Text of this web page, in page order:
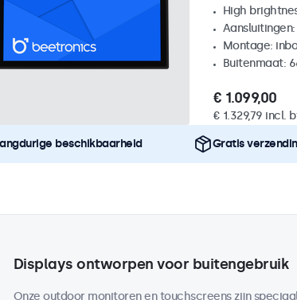
High
Aansluitingen:
Montage:
Buitenmaat:
€ 1.099,00
€ 1.329,79 incl.
beschikbaarheid Gratis
Displays ontworpen voor buitengebruik
Onze outdoor monitoren en touchscreens zijn